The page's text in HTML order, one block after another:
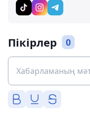
Пікірлер 0